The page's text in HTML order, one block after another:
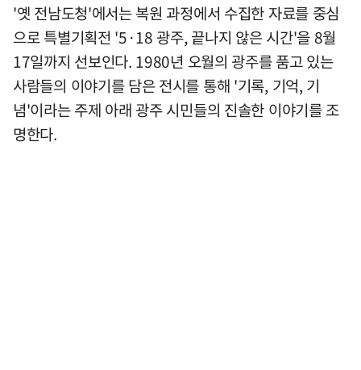
'옛 전남도청'에서는 복원 과정에서 수집한 자료를 중심
으로 특별기획전 '5·18 광주, 끝나지 않은 시간'을 8월
17일까지 선보인다. 1980년 오월의 광주를 품고 있는
사람들의 이야기를 담은 전시를 통해 '기록, 기억, 기
념'이라는 주제 아래 광주 시민들의 진솔한 이야기를 조
명한다.